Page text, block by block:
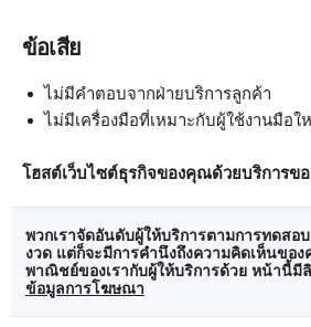
ข้อเสีย
ไม่มีคำตอบจากฝ่ายบริการลูกค้า
ไม่มีเครื่องมือที่เหมาะกับผู้ใช้งานมือใ
โฮสต์เว็บไซต์ธุรกิจของคุณด้วยบริการขอ
พวกเราจัดอันดับผู้ให้บริการตามการทดสอ
งวด แต่ก็จะมีการคำนึงถึงความคิดเห็นขอ
พาณิชย์ของเรากับผู้ให้บริการด้วย หน้านี้มี
ข้อมูลการโฆษณา